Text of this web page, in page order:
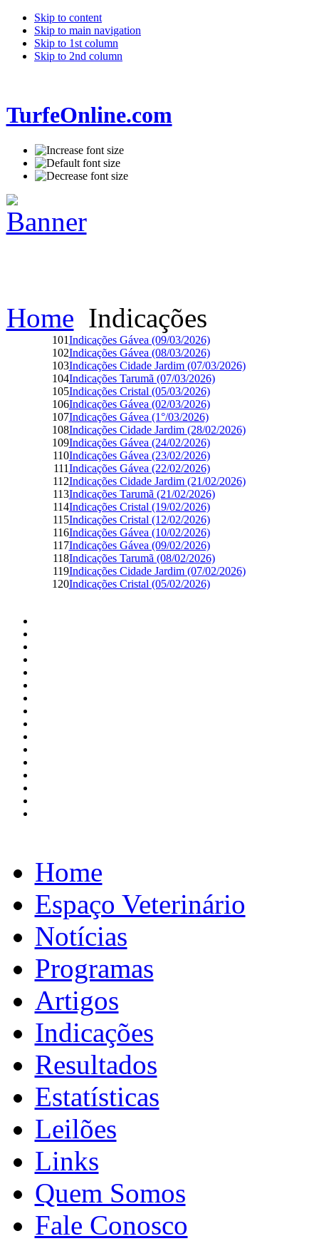
Skip to content
Skip to main navigation
Skip to 1st column
Skip to 2nd column
TurfeOnline.com
Home Indicações
101Indicações Gávea (09/03/2026)
102Indicações Gávea (08/03/2026)
103Indicações Cidade Jardim (07/03/2026)
104Indicações Tarumã (07/03/2026)
105Indicações Cristal (05/03/2026)
106Indicações Gávea (02/03/2026)
107Indicações Gávea (1°/03/2026)
108Indicações Cidade Jardim (28/02/2026)
109Indicações Gávea (24/02/2026)
110Indicações Gávea (23/02/2026)
111Indicações Gávea (22/02/2026)
112Indicações Cidade Jardim (21/02/2026)
113Indicações Tarumã (21/02/2026)
114Indicações Cristal (19/02/2026)
115Indicações Cristal (12/02/2026)
116Indicações Gávea (10/02/2026)
117Indicações Gávea (09/02/2026)
118Indicações Tarumã (08/02/2026)
119Indicações Cidade Jardim (07/02/2026)
120Indicações Cristal (05/02/2026)
Home
Espaço Veterinário
Notícias
Programas
Artigos
Indicações
Resultados
Estatísticas
Leilões
Links
Quem Somos
Fale Conosco